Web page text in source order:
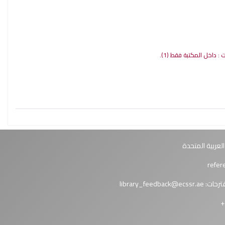
: داخل المكتبة فقط(1).
المتحدة
library_feedback@ecssr.ae